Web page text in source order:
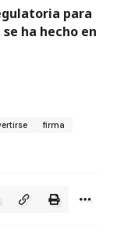
para
ha hecho en
firma